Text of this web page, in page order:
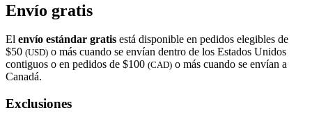
Envío gratis
El envío estándar gratis está disponible en pedidos elegibles de
$50 (USD) o más cuando se envían dentro de los Estados Unidos
contiguos o en pedidos de $100 (CAD) o más cuando se envían a
Canadá.
Exclusiones